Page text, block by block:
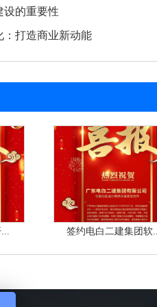
设的重要性
：打造商业新动能
签约电白二建集团软...